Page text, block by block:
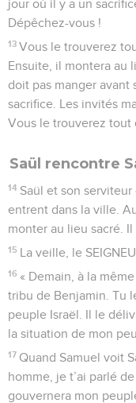
jour où il y a un
Dépêchez-vous !
13 Vous le trouverez
Ensuite, il montera au
doit pas manger avant
sacrifice. Les invités
Vous le trouverez tout
Saül rencontre
14 Saül et son
entrent dans la ville.
monter au lieu sacré. Il
15 La veille, le
16 « Demain, à la
tribu de Benjamin. Tu
peuple Israël. Il le
la situation de mon
17 Quand Samuel voit
homme, je t’ai parlé
gouvernera mon